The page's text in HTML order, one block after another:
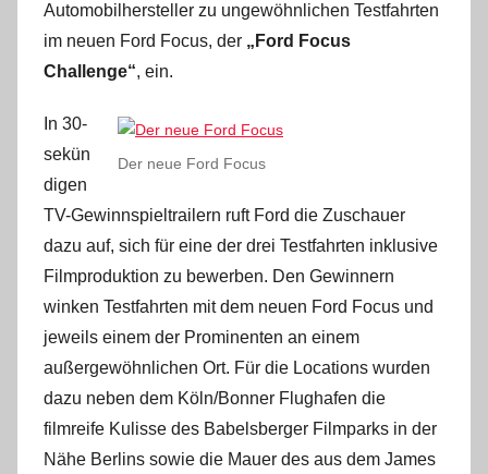
Automobilhersteller zu ungewöhnlichen Testfahrten
im neuen Ford Focus, der „Ford Focus
Challenge“, ein.
Der neue Ford Focus
In 30-
sekün
digen
TV-Gewinnspieltrailern ruft Ford die Zuschauer
dazu auf, sich für eine der drei Testfahrten inklusive
Filmproduktion zu bewerben. Den Gewinnern
winken Testfahrten mit dem neuen Ford Focus und
jeweils einem der Prominenten an einem
außergewöhnlichen Ort. Für die Locations wurden
dazu neben dem Köln/Bonner Flughafen die
filmreife Kulisse des Babelsberger Filmparks in der
Nähe Berlins sowie die Mauer des aus dem James